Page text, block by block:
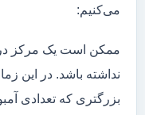
می‌کنیم:
ممکن است یک مرکز
نداشته باشد. در این
بزرگتری که تعدادی